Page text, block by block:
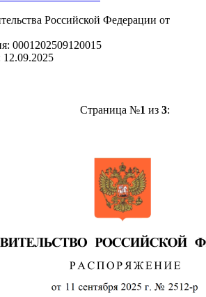
Российской Федерации от
0001202509120015
12.09.2025
Страница №1 из 3: